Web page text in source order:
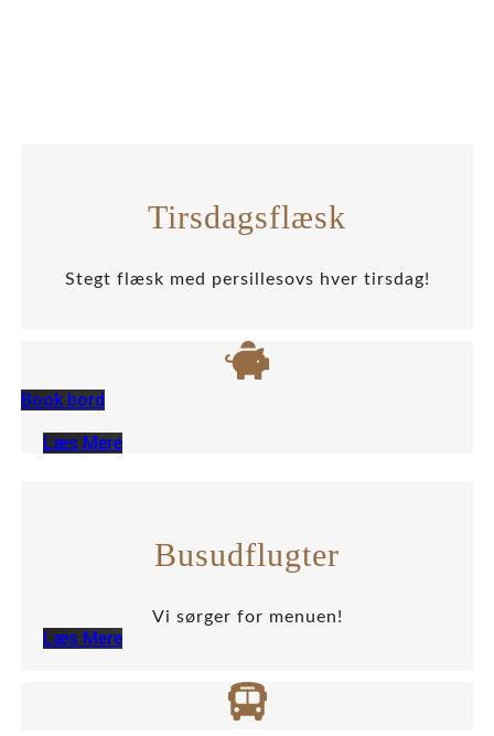
Tirsdagsflæsk
Stegt flæsk med persillesovs hver tirsdag!
Book bord
Læs Mere
Busudflugter
Vi sørger for menuen!
Læs Mere